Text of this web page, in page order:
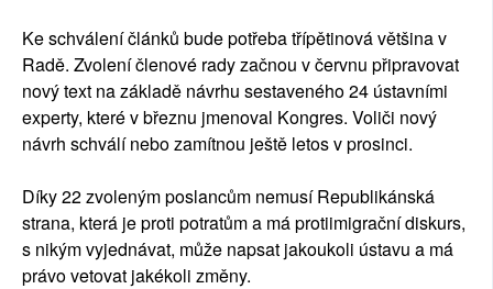
Ke schválení článků bude potřeba třípětinová většina v
Radě. Zvolení členové rady začnou v červnu připravovat
nový text na základě návrhu sestaveného 24 ústavními
experty, které v březnu jmenoval Kongres. Voliči nový
návrh schválí nebo zamítnou ještě letos v prosinci.
Díky 22 zvoleným poslancům nemusí Republikánská
strana, která je proti potratům a má protiimigrační diskurs,
s nikým vyjednávat, může napsat jakoukoli ústavu a má
právo vetovat jakékoli změny.